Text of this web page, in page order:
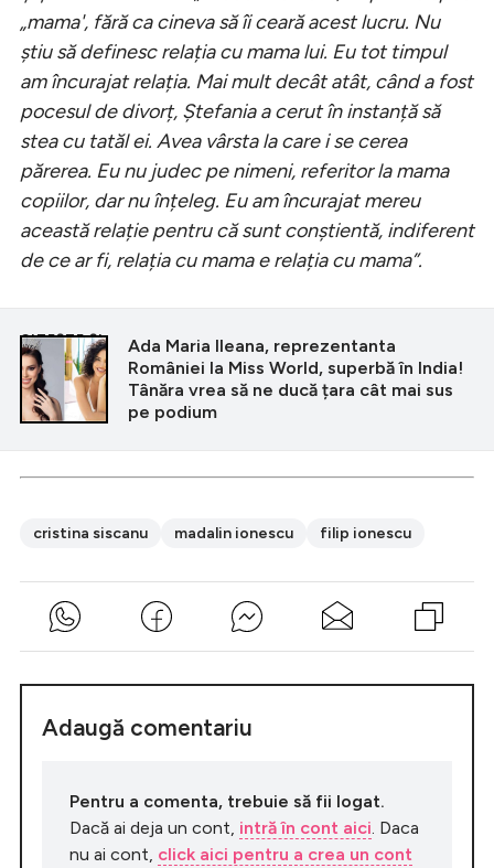
„mama', fără ca cineva să îi ceară acest lucru. Nu
știu să definesc relația cu mama lui. Eu tot timpul
am încurajat relația. Mai mult decât atât, când a fost
pocesul de divorț, Ștefania a cerut în instanță să
stea cu tatăl ei. Avea vârsta la care i se cerea
părerea. Eu nu judec pe nimeni, referitor la mama
copiilor, dar nu înțeleg. Eu am încurajat mereu
această relație pentru că sunt conștientă, indiferent
de ce ar fi, relația cu mama e relația cu mama”.
CITEȘTE ȘI
Ada Maria Ileana, reprezentanta
României la Miss World, superbă în India!
Tânăra vrea să ne ducă țara cât mai sus
pe podium
cristina siscanu madalin ionescu filip ionescu
Adaugă comentariu
Pentru a comenta, trebuie să fii logat.
Dacă ai deja un cont, intră în cont aici . Daca
nu ai cont, click aici pentru a crea un cont